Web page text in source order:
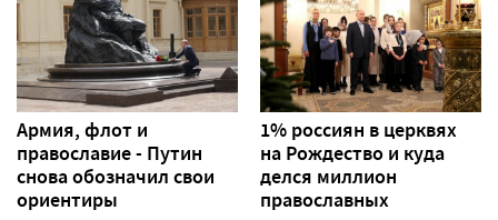
Армия, флот и
православие - Путин
снова обозначил свои
ориентиры
1% россиян в церквях
на Рождество и куда
делся миллион
православных